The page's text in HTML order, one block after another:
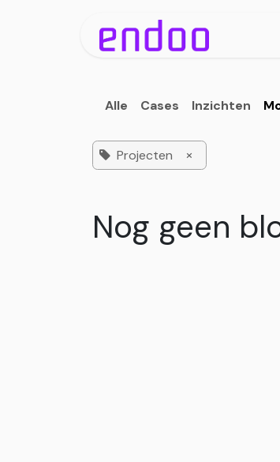
Alle Cases Inzichten
Projecten ×
Nog geen